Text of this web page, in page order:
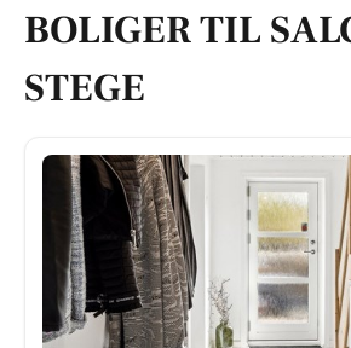
BOLIGER TIL
STEGE